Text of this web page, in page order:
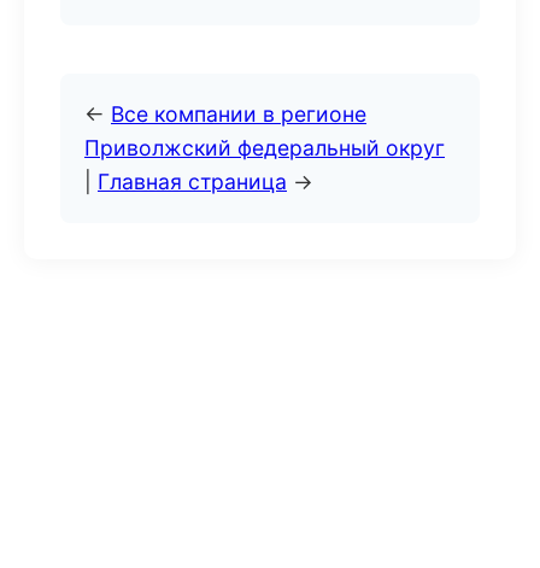
← Все компании в регионе
Приволжский федеральный округ
Главная страница →